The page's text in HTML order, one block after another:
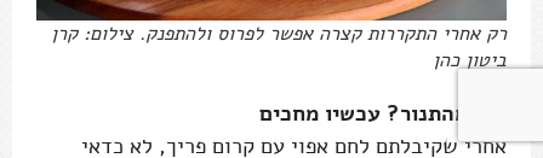
רק אחרי התקררות קצרה אפשר לפרוס ולהתפנק. צילום: קרן
ביטון כהן
יצא מהתנור? עכשיו מחכים
אחרי שקיבלתם לחם אפוי עם קרום פריך, לא כדאי